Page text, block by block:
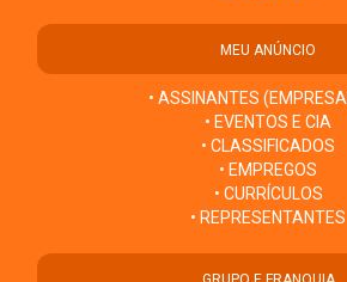
MEU ANÚNCIO
• ASSINANTES
• EVENTOS E CIA
• CLASSIFICADOS
• EMPREGOS
• CURRÍCULOS
• REPRESENTANTES